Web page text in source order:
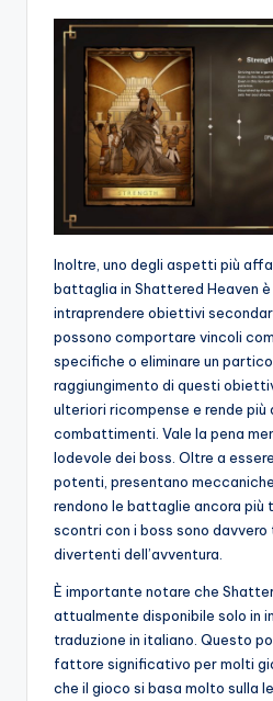
Inoltre, uno degli aspetti più
battaglia in Shattered Heaven è
intraprendere obiettivi
possono comportare vincoli
specifiche o eliminare un
raggiungimento di questi
ulteriori ricompense e rende più
combattimenti. Vale la pena
lodevole dei boss. Oltre a
potenti, presentano
rendono le battaglie ancora
scontri con i boss sono davvero
divertenti dell’avventura.
È importante notare che
attualmente disponibile solo in
traduzione in italiano. Questo
fattore significativo per molti
che il gioco si basa molto sulla